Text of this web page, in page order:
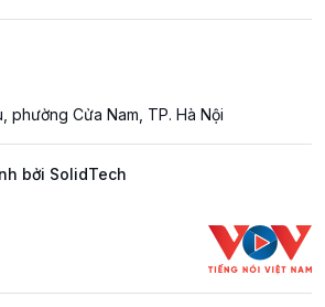
phường Cửa Nam, TP. Hà Nội
bởi SolidTech